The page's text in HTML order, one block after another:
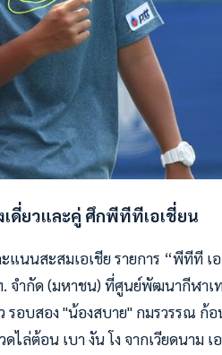
ดี่ยวและคู่ ศึกพีทีทีเอเชี่ยน
แนนสะสมเอเชีย รายการ “พีทีที
จำกัด (มหาชน) ที่ศูนย์พัฒนากีฬา
รอบสอง "น้องสบาย" กมรวรรณ ก้
ไล่ต้อน เบา งัน โง จากเวียดนาม